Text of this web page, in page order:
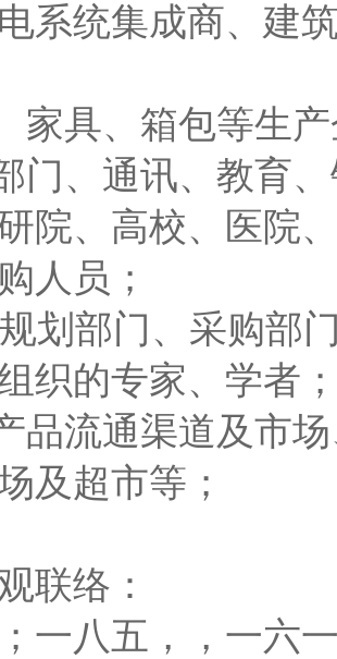
系统集成商、建
家具、箱包等生
门、通讯、教育
院、高校、医院
人员；
划部门、采购部
织的专家、学者
品流通渠道及市
及超市等；
联络：
一八五，，一六